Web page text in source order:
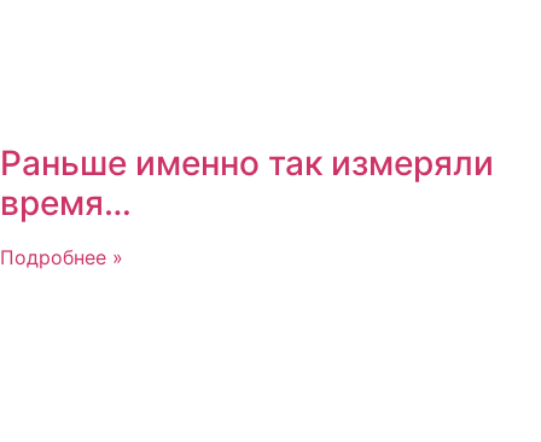
Раньше именно так измеряли
время…
Подробнее »